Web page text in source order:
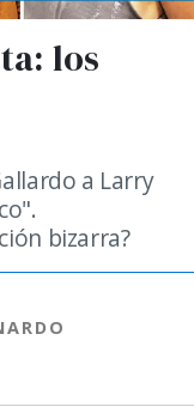
los
a Larry
bizarra?